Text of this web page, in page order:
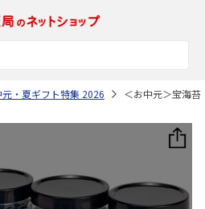
元・夏ギフト特集 2026 ＜お中元＞宝海